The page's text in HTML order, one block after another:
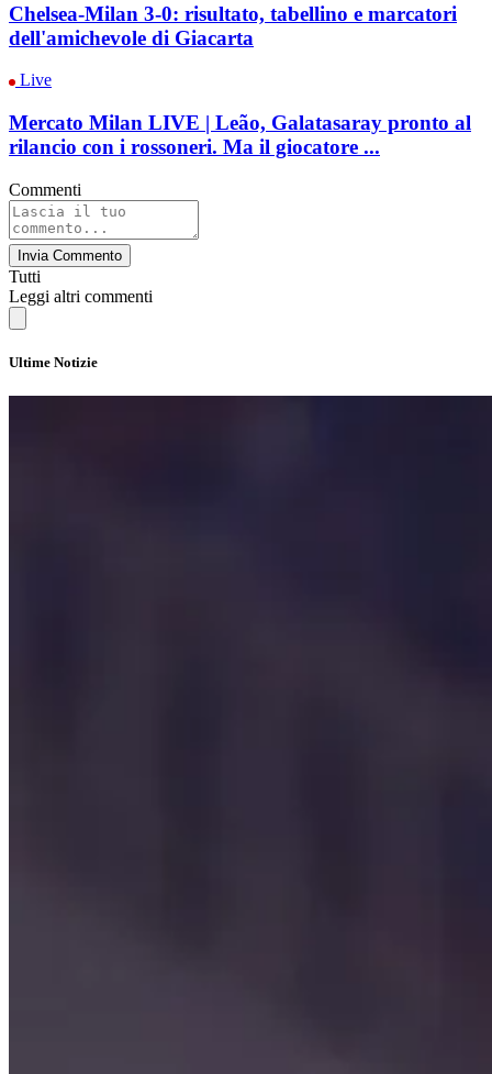
Chelsea-Milan 3-0: risultato, tabellino e marcatori
dell'amichevole di Giacarta
Live
Mercato Milan LIVE | Leão, Galatasaray pronto al
rilancio con i rossoneri. Ma il giocatore ...
Commenti
Invia Commento
Tutti
Leggi altri commenti
Ultime Notizie